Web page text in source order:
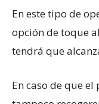
En este tipo de
opción de toque
tendrá que
En caso de que